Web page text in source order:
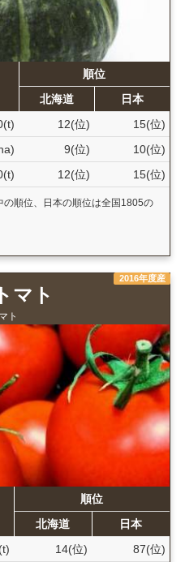
順位
北海道
日本
12(位)
15(位)
9(位)
10(位)
12(位) 15(位)
順位、日本の順位は全国1805の
2016年度産
マト
ト
順位
北海道
日本
14(位)
87(位)